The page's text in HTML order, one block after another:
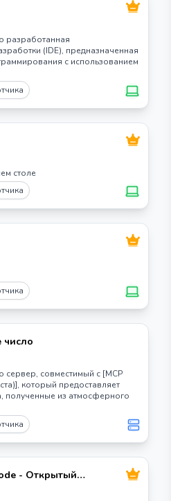
разработанная
(IDE), предназначенная
с использованием
столе
число
сервер, совместимый с [MCP
который предоставляет
полученные из атмосферного
- Открытый
- OSS")